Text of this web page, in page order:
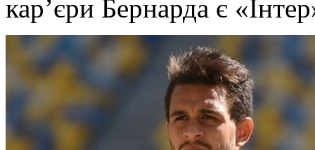
кар’єри Бернарда є